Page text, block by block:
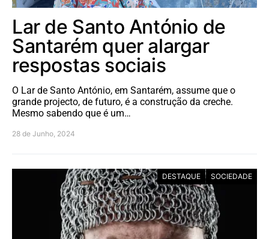
Lar de Santo António de
Santarém quer alargar
respostas sociais
O Lar de Santo António, em Santarém, assume que o
grande projecto, de futuro, é a construção da creche.
Mesmo sabendo que é um…
28 de Junho, 2024
DESTAQUE SOCIEDADE